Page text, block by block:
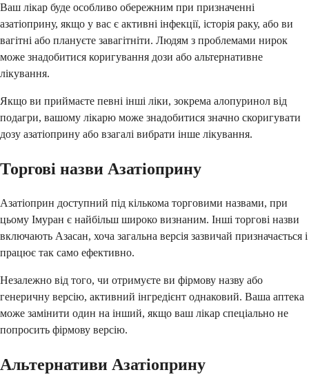
Ваш лікар буде особливо обережним при призначенні
азатіоприну, якщо у вас є активні інфекції, історія раку, або ви
вагітні або плануєте завагітніти. Людям з проблемами нирок
може знадобитися коригування дози або альтернативне
лікування.
Якщо ви приймаєте певні інші ліки, зокрема алопуринол від
подагри, вашому лікарю може знадобитися значно скоригувати
дозу азатіоприну або взагалі вибрати інше лікування.
Торгові назви Азатіоприну
Азатіоприн доступний під кількома торговими назвами, при
цьому Імуран є найбільш широко визнаним. Інші торгові назви
включають Азасан, хоча загальна версія зазвичай призначається і
працює так само ефективно.
Незалежно від того, чи отримуєте ви фірмову назву або
генеричну версію, активний інгредієнт однаковий. Ваша аптека
може замінити один на інший, якщо ваш лікар спеціально не
попросить фірмову версію.
Альтернативи Азатіоприну